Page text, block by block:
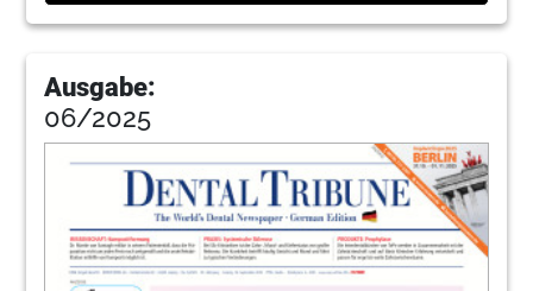
Ausgabe:
06/2025